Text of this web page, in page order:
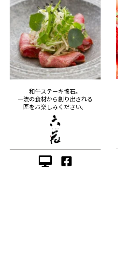
和牛ステーキ懐石。
一流の食材から創り出される
匠をお楽しみください。